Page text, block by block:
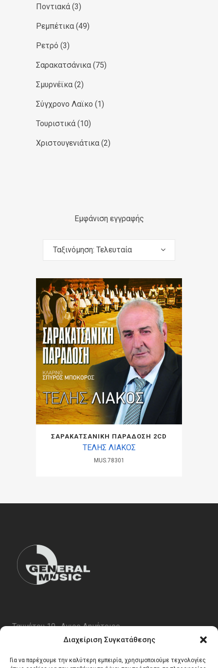
Διαχείριση Συγκατάθεσης
Για να παρέχουμε την καλύτερη εμπειρία, χρησιμοποιούμε τεχνολογίες
Ποντιακά (3)
Ρεμπέτικα (49)
Ρετρό (3)
Σαρακατσάνικα (75)
Σμυρνέϊκα (2)
Σύγχρονο Λαϊκο (1)
Τουριστικά (10)
Χριστουγενιάτικα (2)
Εμφάνιση εγγραφής
Ταξινόμηση: Τελευταία
ΣΑΡΑΚΑΤΣΑΝΙΚΗ ΠΑΡΑΔΟΣΗ 2CD
ΤΕΛΗΣ ΛΙΑΚΟΣ
MUS.78301
Ταυγέτου 19 , Αγιος Δημήτριος
email:info@generalmusic.gr